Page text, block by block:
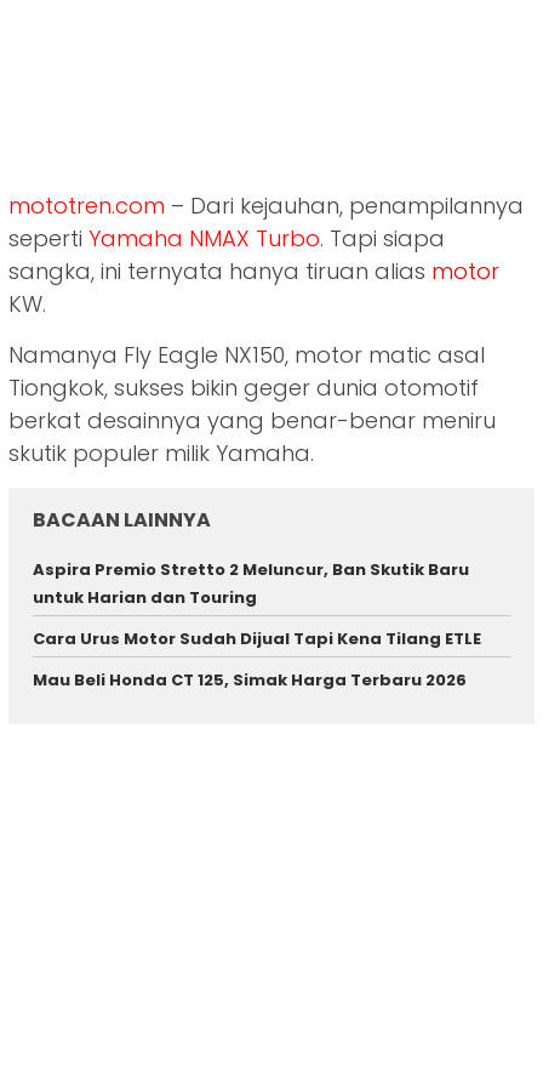
mototren.com – Dari kejauhan, penampilannya
seperti Yamaha NMAX Turbo. Tapi siapa
sangka, ini ternyata hanya tiruan alias motor
KW.
Namanya Fly Eagle NX150, motor matic asal
Tiongkok, sukses bikin geger dunia otomotif
berkat desainnya yang benar-benar meniru
skutik populer milik Yamaha.
BACAAN LAINNYA
Aspira Premio Stretto 2 Meluncur, Ban Skutik Baru
untuk Harian dan Touring
Cara Urus Motor Sudah Dijual Tapi Kena Tilang ETLE
Mau Beli Honda CT 125, Simak Harga Terbaru 2026